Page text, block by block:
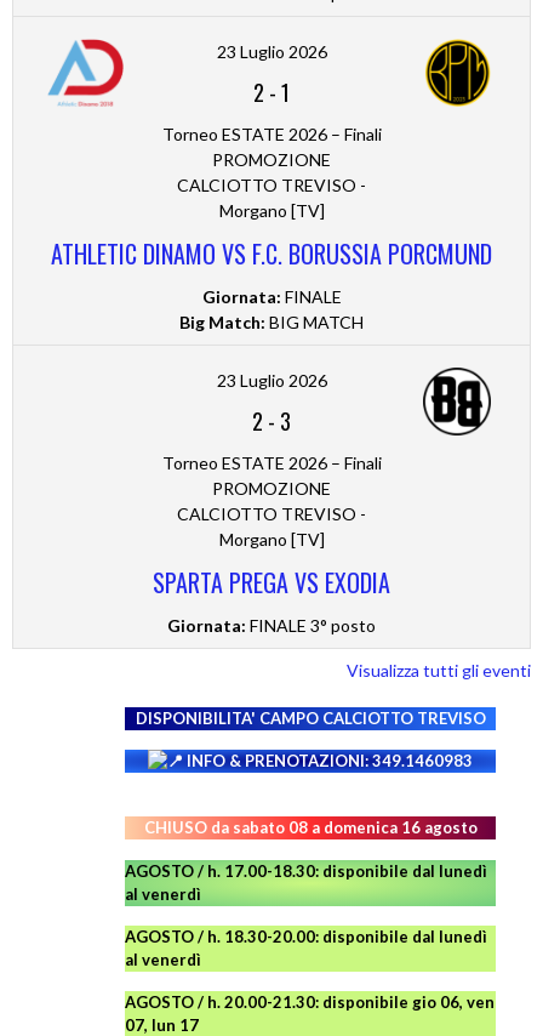
23 Luglio 2026
2 -1
Torneo ESTATE 2026 – Finali
PROMOZIONE
CALCIOTTO TREVISO -
Morgano [TV]
ATHLETIC DINAMO VS F.C. BORUSSIA PORCMUND
Giornata: FINALE
Big Match: BIG MATCH
23 Luglio 2026
2 - 3
Torneo ESTATE 2026 – Finali
PROMOZIONE
CALCIOTTO TREVISO -
Morgano [TV]
SPARTA PREGA VS EXODIA
Giornata: FINALE 3° posto
Visualizza tutti gli eventi
DISPONIBILITA' CAMPO CALCIOTTO TREVISO
INFO & PRENOTAZIONI: 349.1460983
CHIUSO da sabato 08 a domenica 16 agosto
AGOSTO / h. 17.00-18.30: disponibile dal lunedì
al venerdì
AGOSTO/ h. 18.30-20.00: disponibile dal lunedì
al venerdì
AGOSTO / h. 20.00-21.30: disponibile gio 06, ven
07, lun 17